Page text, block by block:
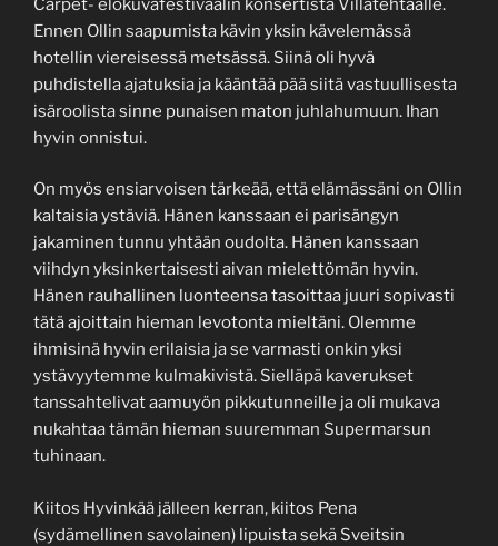
Carpet- elokuvafestivaalin konsertista Villatehtaalle.
Ennen Ollin saapumista kävin yksin kävelemässä
hotellin viereisessä metsässä. Siinä oli hyvä
puhdistella ajatuksia ja kääntää pää siitä vastuullisesta
isäroolista sinne punaisen maton juhlahumuun. Ihan
hyvin onnistui.
On myös ensiarvoisen tärkeää, että elämässäni on Ollin
kaltaisia ystäviä. Hänen kanssaan ei parisängyn
jakaminen tunnu yhtään oudolta. Hänen kanssaan
viihdyn yksinkertaisesti aivan mielettömän hyvin.
Hänen rauhallinen luonteensa tasoittaa juuri sopivasti
tätä ajoittain hieman levotonta mieltäni. Olemme
ihmisinä hyvin erilaisia ja se varmasti onkin yksi
ystävyytemme kulmakivistä. Sielläpä kaverukset
tanssahtelivat aamuyön pikkutunneille ja oli mukava
nukahtaa tämän hieman suuremman Supermarsun
tuhinaan.
Kiitos Hyvinkää jälleen kerran, kiitos Pena
(sydämellinen savolainen) lipuista sekä Sveitsin